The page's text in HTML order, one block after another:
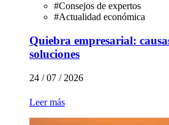
#Consejos de expertos
#Actualidad económica
Quiebra empresarial:
soluciones
24 / 07 / 2026
Leer más